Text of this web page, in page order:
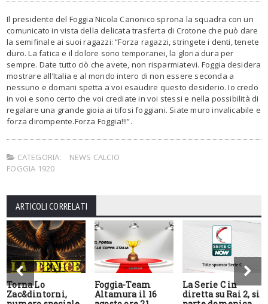
Il presidente del Foggia Nicola Canonico sprona la squadra con un
comunicato in vista della delicata trasferta di Crotone che può dare
la semifinale ai suoi ragazzi: “Forza ragazzi, stringete i denti, tenete
duro. La fatica e il dolore sono temporanei, la gloria dura per
sempre. Date tutto ciò che avete, non risparmiatevi. Foggia desidera
mostrare all’Italia e al mondo intero di non essere seconda a
nessuno e domani spetta a voi esaudire questo desiderio. Io credo
in voi e sono certo che voi crediate in voi stessi e nella possibilità di
regalare una grande gioia ai tifosi foggiani. Siate muro invalicabile e
forza dirompente.Forza Foggia!!!”.
CATEGORIA:
NEWS CALCIO
FOGGIA 1920
ARTICOLI CORRELATI
Torna Lo
Zac&dintorni,
Foggia-Team
Altamura il 16
La Serie C in
diretta su Rai 2, si